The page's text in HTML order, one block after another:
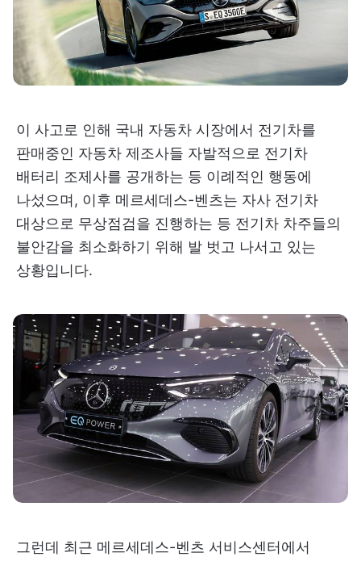
이 사고로 인해 국내 자동차 시장에서 전기차를
판매중인 자동차 제조사들 자발적으로 전기차
배터리 조제사를 공개하는 등 이례적인 행동에
나섰으며, 이후 메르세데스-벤츠는 자사 전기차
대상으로 무상점검을 진행하는 등 전기차 차주들의
불안감을 최소화하기 위해 발 벗고 나서고 있는
상황입니다.
그런데 최근 메르세데스-벤츠 서비스센터에서